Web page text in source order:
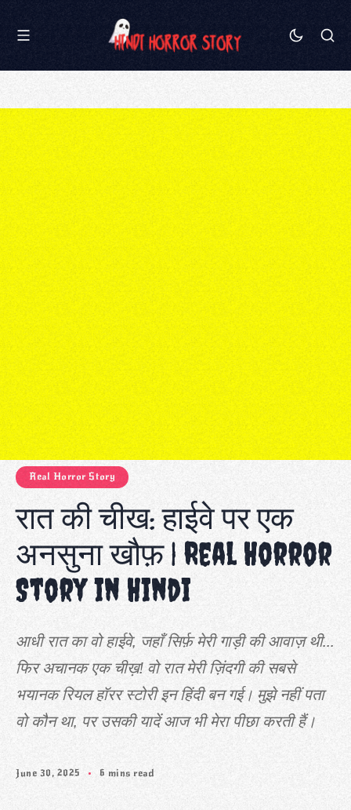
Real Horror Story
रात की चीख: हाईवे पर एक
अनसुना खौफ़ | Real Horror
Story in Hindi
आधी रात का वो हाईवे, जहाँ सिर्फ़ मेरी गाड़ी की आवाज़ थी...
फिर अचानक एक चीख़! वो रात मेरी ज़िंदगी की सबसे
भयानक रियल हॉरर स्टोरी इन हिंदी बन गई। मुझे नहीं पता
वो कौन था, पर उसकी यादें आज भी मेरा पीछा करती हैं।
June 30, 2025 6 mins read